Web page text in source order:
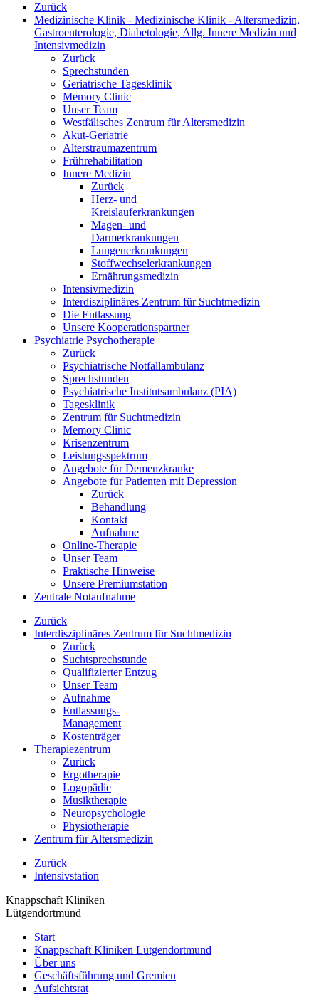
Zurück
Medizinische Klinik - Medizinische Klinik - Altersmedizin,
Gastroenterologie, Diabetologie, Allg. Innere Medizin und
Intensivmedizin
Zurück
Sprechstunden
Geriatrische Tagesklinik
Memory Clinic
Unser Team
Westfälisches Zentrum für Altersmedizin
Akut-Geriatrie
Alterstraumazentrum
Frührehabilitation
Innere Medizin
Zurück
Herz- und
Kreislauferkrankungen
Magen- und
Darmerkrankungen
Lungenerkrankungen
Stoffwechselerkrankungen
Ernährungsmedizin
Intensivmedizin
Interdisziplinäres Zentrum für Suchtmedizin
Die Entlassung
Unsere Kooperationspartner
Psychiatrie Psychotherapie
Zurück
Psychiatrische Notfallambulanz
Sprechstunden
Psychiatrische Institutsambulanz (PIA)
Tagesklinik
Zentrum für Suchtmedizin
Memory Clinic
Krisenzentrum
Leistungsspektrum
Angebote für Demenzkranke
Angebote für Patienten mit Depression
Zurück
Behandlung
Kontakt
Aufnahme
Online-Therapie
Unser Team
Praktische Hinweise
Unsere Premiumstation
Zentrale Notaufnahme
Zurück
Interdisziplinäres Zentrum für Suchtmedizin
Zurück
Suchtsprechstunde
Qualifizierter Entzug
Unser Team
Aufnahme
Entlassungs-
Management
Kostenträger
Therapiezentrum
Zurück
Ergotherapie
Logopädie
Musiktherapie
Neuropsychologie
Physiotherapie
Zentrum für Altersmedizin
Zurück
Intensivstation
Knappschaft Kliniken
Lütgendortmund
Start
Knappschaft Kliniken Lütgendortmund
Über uns
Geschäftsführung und Gremien
Aufsichtsrat